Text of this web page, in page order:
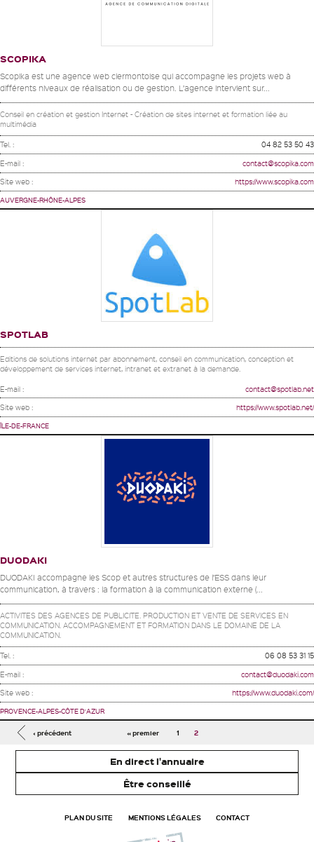
SCOPIKA
Scopika est une agence web clermontoise qui accompagne les projets web à
différents niveaux de réalisation ou de gestion. L’agence intervient sur...
Conseil en création et gestion Internet - Création de sites internet et formation liée au
multimédia
Tel. : 04 82 53 50 43
E-mail : contact@scopika.com
Site web : https://www.scopika.com
AUVERGNE-RHÔNE-ALPES
SPOTLAB
Editions de solutions internet par abonnement, conseil en communication, conception et
développement de services internet, intranet et extranet à la demande.
E-mail : contact@spotlab.net
Site web : https://www.spotlab.net/
ÎLE-DE-FRANCE
DUODAKI
DUODAKI accompagne les Scop et autres structures de l’ESS dans leur
communication, à travers : la formation à la communication externe (...
ACTIVITES DES AGENCES DE PUBLICITE. PRODUCTION ET VENTE DE SERVICES EN
COMMUNICATION. ACCOMPAGNEMENT ET FORMATION DANS LE DOMAINE DE LA
COMMUNICATION.
Tel. : 06 08 53 31 15
E-mail : contact@duodaki.com
Site web : https://www.duodaki.com/
PROVENCE-ALPES-CÔTE D'AZUR
Pages
« premier
‹ précédent 1 2
En direct l'annuaire
Être conseillé
PLAN DU SITE MENTIONS LÉGALES CONTACT